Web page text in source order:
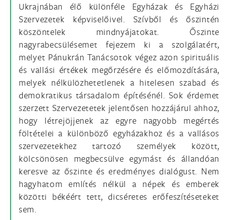
Ukrajnában élő különféle Egyházak és Egyházi
Szervezetek képviselőivel. Szívből és őszintén
köszöntelek mindnyájatokat. Őszinte
nagyrabecsülésemet fejezem ki a szolgálatért,
melyet Pánukrán Tanácsotok végez azon spirituális
és vallási értékek megőrzésére és előmozdítására,
melyek nélkülözhetetlenek a hitelesen szabad és
demokratikus társadalom építésénél. Sok érdemet
szerzett Szervezetetek jelentősen hozzájárul ahhoz,
hogy létrejöjjenek az egyre nagyobb megértés
föltételei a különböző egyházakhoz és a vallásos
szervezetekhez tartozó személyek között,
kölcsönösen megbecsülve egymást és állandóan
keresve az őszinte és eredményes dialógust. Nem
hagyhatom említés nélkül a népek és emberek
közötti békéért tett, dicséretes erőfeszítéseteket
sem.